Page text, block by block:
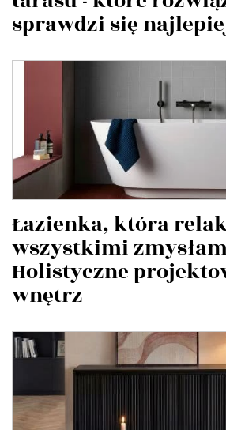
sprawdzi się
Łazienka, która
wszystkimi
Holistyczne
wnętrz